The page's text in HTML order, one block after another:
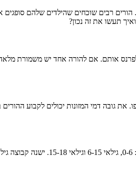
הורים רבים שוכחים שהילדים שלהם
תעשו את זה נכון?
אותם. אם להורה אחד יש משמורת
גובה דמי המזונות יכולים לקבוע
ילדים מחייבים את ההורה לשלם עד